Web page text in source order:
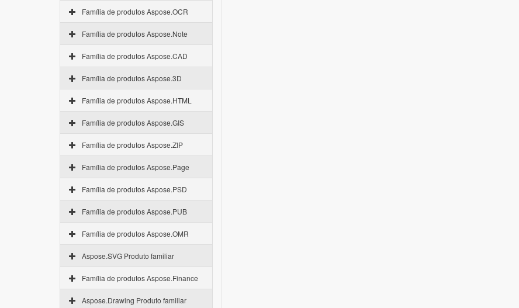
Família de produtos Aspose.OCR
Família de produtos Aspose.Note
Família de produtos Aspose.CAD
Família de produtos Aspose.3D
Família de produtos Aspose.HTML
Família de produtos Aspose.GIS
Família de produtos Aspose.ZIP
Família de produtos Aspose.Page
Família de produtos Aspose.PSD
Família de produtos Aspose.PUB
Família de produtos Aspose.OMR
Aspose.SVG Produto familiar
Família de produtos Aspose.Finance
Aspose.Drawing Produto familiar